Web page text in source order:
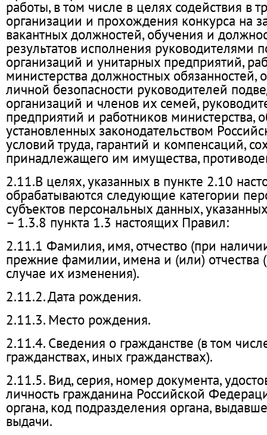
работы, в том числе в целях содействия в
организации и прохождения конкурса на
вакантных должностей, обучения и
результатов исполнения руководителями
организаций и унитарных предприятий,
министерства должностных обязанностей,
личной безопасности руководителей
организаций и членов их семей,
предприятий и работников министерства,
установленных законодательством
условий труда, гарантий и компенсаций,
принадлежащего им имущества,
2.11.В целях, указанных в пункте 2.10
обрабатываются следующие категории
субъектов персональных данных,
– 1.3.8 пункта 1.3 настоящих Правил:
2.11.1 Фамилия, имя, отчество (при
прежние фамилии, имена и (или) отчества
случае их изменения).
2.11.2. Дата рождения.
2.11.3. Место рождения.
2.11.4. Сведения о гражданстве (в том
гражданствах, иных гражданствах).
2.11.5. Вид, серия, номер документа,
личность гражданина Российской
органа, код подразделения органа,
выдачи.